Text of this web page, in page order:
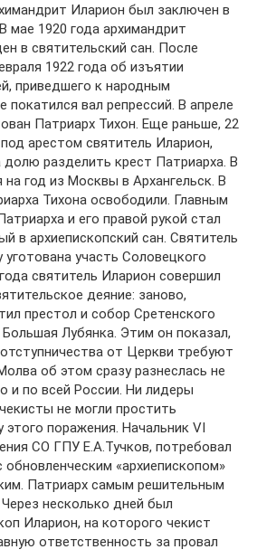
Иларион был заключен в
мае 1920 года архимандрит
в святительский сан. После
1922 года об изъятии
приведшего к народным
покатился вал репрессий. В апреле
Патриарх Тихон. Еще раньше, 22
арестом святитель Иларион,
разделить крест Патриарха. В
год из Москвы в Архангельск. В
Тихона освободили. Главным
и его правой рукой стал
в архиепископский сан. Святитель
участь Соловецкого
святитель Иларион совершил
деяние: заново,
престол и собор Сретенского
Лубянка. Этим он показал,
от Церкви требуют
об этом сразу разнеслась не
и по всей России. Ни лидеры
не могли простить
поражения. Начальник VI
СО ГПУ Е.А.Тучков, потребовал
обновленческим «архиепископом»
Патриарх самым решительным
несколько дней был
Иларион, на которого чекист
ответственность за провал